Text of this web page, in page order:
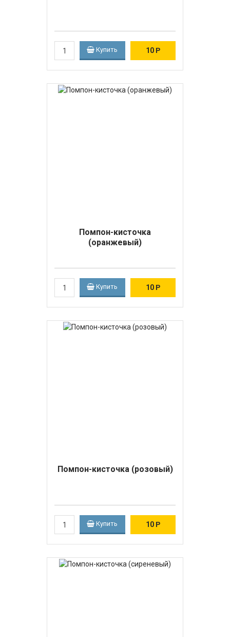
Купить 10 Р
Помпон-кисточка
(оранжевый)
Купить 10 Р
Помпон-кисточка (розовый)
Купить 10 Р